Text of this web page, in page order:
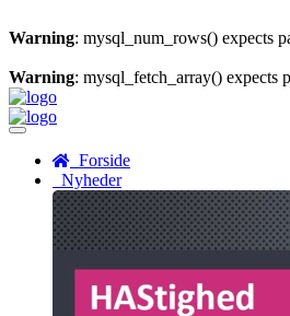
Warning: mysql_num_rows() expects
Warning: mysql_fetch_array() expects
Menu
Forside
Nyheder